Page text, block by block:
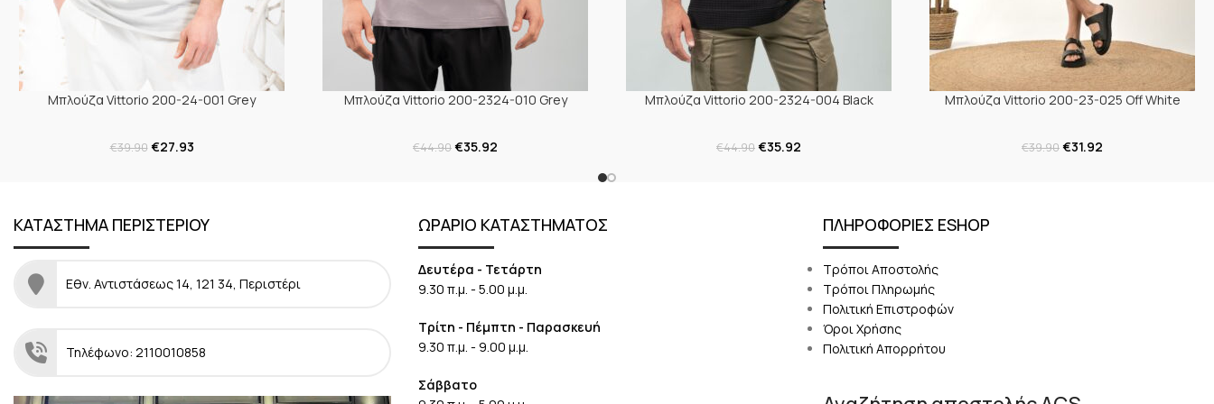
Μπλούζα Vittorio 200-24-001 Grey
€39.90 €27.93
Μπλούζα Vittorio 200-2324-010 Grey
€44.90€35.92
Μπλούζα Vittorio 200-2324-004 Black
€44.90€35.92
Μπλούζα Vittorio 200-23-025 Off White
€39.90€31.92
ΚΑΤΑΣΤΗΜΑ ΠΕΡΙΣΤΕΡΙΟΥ
Εθν. Αντιστάσεως 14, 121 34, Περιστέρι
Τηλέφωνο: 2110010858
ΩΡΑΡΙΟ ΚΑΤΑΣΤΗΜΑΤΟΣ
Δευτέρα - Τετάρτη
9.30 π.μ. - 5.00 μ.μ.
Τρίτη - Πέμπτη - Παρασκευή
9.30 π.μ. - 9.00 μ.μ.
Σάββατο
ΠΛΗΡΟΦΟΡΙΕΣ ESHOP
Τρόποι Αποστολής
Τρόποι Πληρωμής
Πολιτική Επιστροφών
Όροι Χρήσης
Πολιτική Απορρήτου